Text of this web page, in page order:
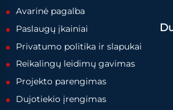
Avarinė pagalba
Paslaugų įkainiai
Privatumo politika ir slapukai
Reikalingų leidimų gavimas
Projekto parengimas
Dujotiekio įrengimas